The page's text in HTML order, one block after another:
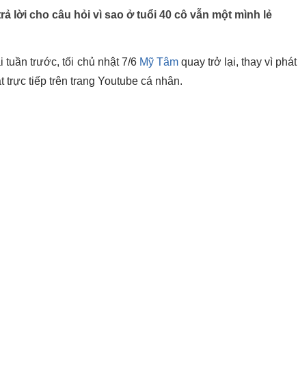
lời cho câu hỏi vì sao ở tuổi 40 cô vẫn một mình lẻ
tuần trước, tối chủ nhật 7/6 Mỹ Tâmquay trở lại, thay vì phát
tiếp trên trang Youtube cá nhân.